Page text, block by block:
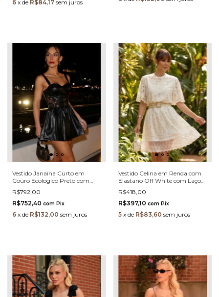
6 x de R$84,17 sem juros
Vestido Janaína Curto em
Couro Ecologico Preto com
Renda e Transparência –
Modelagem Estruturada 3299 -
LP
R$792,00
R$752,40 com Pix
6 x de R$132,00 sem juros
Vestido Celina em Renda com
Elastano Off White com Laço
em Pérolas e Cinto
R$418,00
R$397,10 com Pix
5 x de R$83,60 sem juros